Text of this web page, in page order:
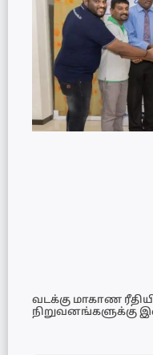
வடக்கு மாகாண
நிறுவனங்களுக்கு